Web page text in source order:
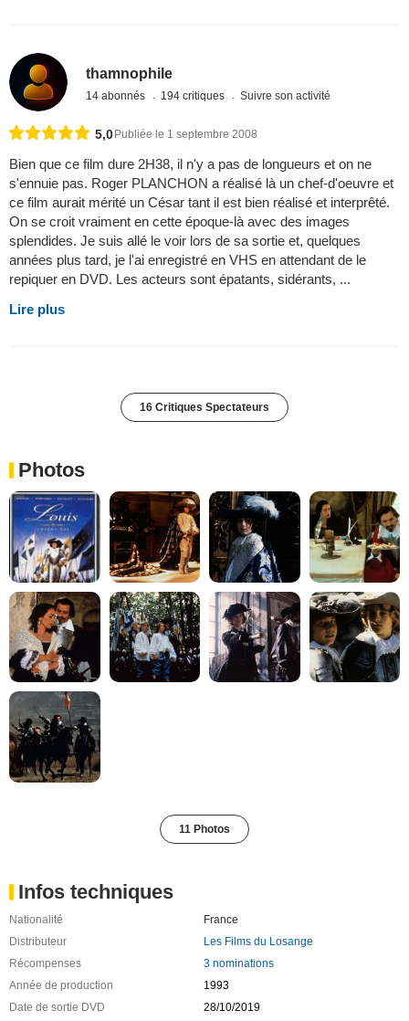
thamnophile
14 abonnés 194 critiques Suivre son activité
5,0 Publiée le 1 septembre 2008
Bien que ce film dure 2H38, il n'y a pas de longueurs et on ne
s'ennuie pas. Roger PLANCHON a réalisé là un chef-d'oeuvre et
ce film aurait mérité un César tant il est bien réalisé et interprêté.
On se croit vraiment en cette époque-là avec des images
splendides. Je suis allé le voir lors de sa sortie et, quelques
années plus tard, je l'ai enregistré en VHS en attendant de le
repiquer en DVD. Les acteurs sont épatants, sidérants, ...
Lire plus
16 Critiques Spectateurs
Photos
11 Photos
Infos techniques
Nationalité
France
Distributeur
Les Films du Losange
Récompenses
3 nominations
Année de production
1993
Date de sortie DVD
28/10/2019